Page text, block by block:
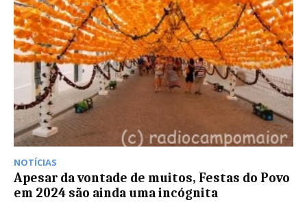
NOTÍCIAS
Apesar da vontade de muitos, Festas do Povo
em 2024 são ainda uma incógnita